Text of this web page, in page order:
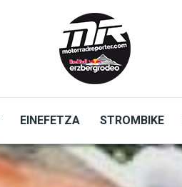
EINEFETZA STROMBIKE